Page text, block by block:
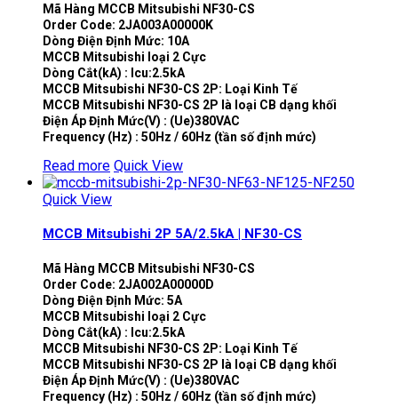
Mã Hàng MCCB Mitsubishi NF30-CS
Order Code: 2JA003A00000K
Dòng Điện Định Mức: 10A
MCCB Mitsubishi loại 2 Cực
Dòng Cắt(kA) : Icu:2.5kA
MCCB Mitsubishi NF30-CS 2P: Loại Kinh Tế
MCCB Mitsubishi NF30-CS 2P là loại CB dạng khối
Điện Áp Định Mức(V) : (Ue)380VAC
Frequency (Hz) : 50Hz / 60Hz (tần số định mức)
Read more Quick View
Quick View
MCCB Mitsubishi 2P 5A/2.5kA | NF30-CS
Mã Hàng MCCB Mitsubishi NF30-CS
Order Code: 2JA002A00000D
Dòng Điện Định Mức: 5A
MCCB Mitsubishi loại 2 Cực
Dòng Cắt(kA) : Icu:2.5kA
MCCB Mitsubishi NF30-CS 2P: Loại Kinh Tế
MCCB Mitsubishi NF30-CS 2P là loại CB dạng khối
Điện Áp Định Mức(V) : (Ue)380VAC
Frequency (Hz) : 50Hz / 60Hz (tần số định mức)